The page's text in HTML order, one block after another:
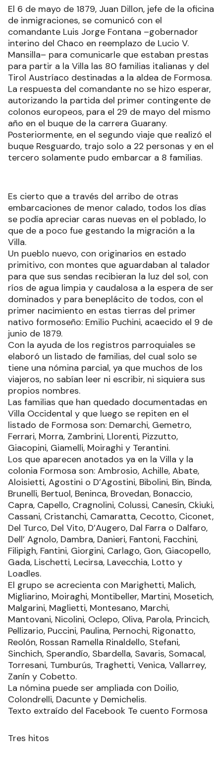
El 6 de mayo de 1879, Juan Dillon, jefe de la oficina
de inmigraciones, se comunicó con el
comandante Luis Jorge Fontana –gobernador
interino del Chaco en reemplazo de Lucio V.
Mansilla– para comunicarle que estaban prestas
para partir a la Villa las 80 familias italianas y del
Tirol Austríaco destinadas a la aldea de Formosa.
La respuesta del comandante no se hizo esperar,
autorizando la partida del primer contingente de
colonos europeos, para el 29 de mayo del mismo
año en el buque de la carrera Guarany.
Posteriormente, en el segundo viaje que realizó el
buque Resguardo, trajo solo a 22 personas y en el
tercero solamente pudo embarcar a 8 familias.
Es cierto que a través del arribo de otras
embarcaciones de menor calado, todos los días
se podía apreciar caras nuevas en el poblado, lo
que de a poco fue gestando la migración a la
Villa.
Un pueblo nuevo, con originarios en estado
primitivo, con montes que aguardaban al talador
para que sus sendas recibieran la luz del sol, con
ríos de agua limpia y caudalosa a la espera de ser
dominados y para beneplácito de todos, con el
primer nacimiento en estas tierras del primer
nativo formoseño: Emilio Puchini, acaecido el 9 de
junio de 1879.
Con la ayuda de los registros parroquiales se
elaboró un listado de familias, del cual solo se
tiene una nómina parcial, ya que muchos de los
viajeros, no sabían leer ni escribir, ni siquiera sus
propios nombres.
Las familias que han quedado documentadas en
Villa Occidental y que luego se repiten en el
listado de Formosa son: Demarchi, Gemetro,
Ferrari, Morra, Zambrini, Llorenti, Pizzutto,
Giacopini, Giamelli, Moiraghi y Terantini.
Los que aparecen anotados ya en la Villa y la
colonia Formosa son: Ambrosio, Achille, Abate,
Aloisietti, Agostini o D’Agostini, Bibolini, Bin, Binda,
Brunelli, Bertuol, Beninca, Brovedan, Bonaccio,
Capra, Capello, Cragnolini, Colussi, Canesín, Ckiuki,
Cassani, Cristanchi, Camaratta, Cecotto, Ciconet,
Del Turco, Del Vito, D’Augero, Dal Farra o Dalfaro,
Dell’ Agnolo, Dambra, Danieri, Fantoni, Facchini,
Filipigh, Fantini, Giorgini, Carlago, Gon, Giacopello,
Gada, Lischetti, Lecirsa, Lavecchia, Lotto y
Loadles.
El grupo se acrecienta con Marighetti, Malich,
Migliarino, Moiraghi, Montibeller, Martini, Mosetich,
Malgarini, Maglietti, Montesano, Marchi,
Mantovani, Nicolini, Oclepo, Oliva, Parola, Princich,
Pellizario, Puccini, Paulina, Pernochi, Rigonatto,
Reolón, Rossan Ramella Rinaldello, Stefani,
Sinchich, Sperandío, Sbardella, Savaris, Somacal,
Torresani, Tumburús, Traghetti, Venica, Vallarrey,
Zanín y Cobetto.
La nómina puede ser ampliada con Doilio,
Colondrelli, Dacunte y Demichelis.
Texto extraído del Facebook Te cuento Formosa
Tres hitos